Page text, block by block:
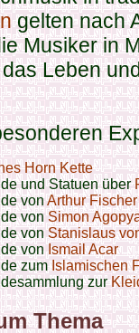
gelten nach
Musiker in
Leben
Horn Kette
und Statuen über
vonArthur Fischer
vonSimon
vonStanislaus
vonIsmail Acar
zumIslamischen
zur
Thema